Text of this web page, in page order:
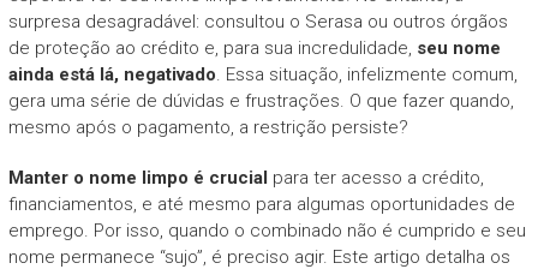
surpresa desagradável: consultou o Serasa ou outros órgãos
de proteção ao crédito e, para sua incredulidade, seu nome
ainda está lá, negativado. Essa situação, infelizmente comum,
gera uma série de dúvidas e frustrações. O que fazer quando,
mesmo após o pagamento, a restrição persiste?
Manter o nome limpo é crucial para ter acesso a crédito,
financiamentos, e até mesmo para algumas oportunidades de
emprego. Por isso, quando o combinado não é cumprido e seu
nome permanece “sujo”, é preciso agir. Este artigo detalha os